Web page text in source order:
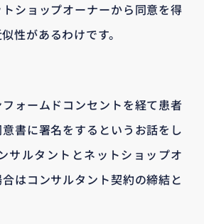
ショップオーナーから同意を得
性があるわけです。
ォームドコンセントを経て患者
書に署名をするというお話をし
サルタントとネットショップオ
はコンサルタント契約の締結と